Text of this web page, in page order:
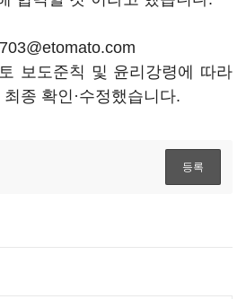
보도준칙 및 윤리강령에 따라
종 확인·수정했습니다.